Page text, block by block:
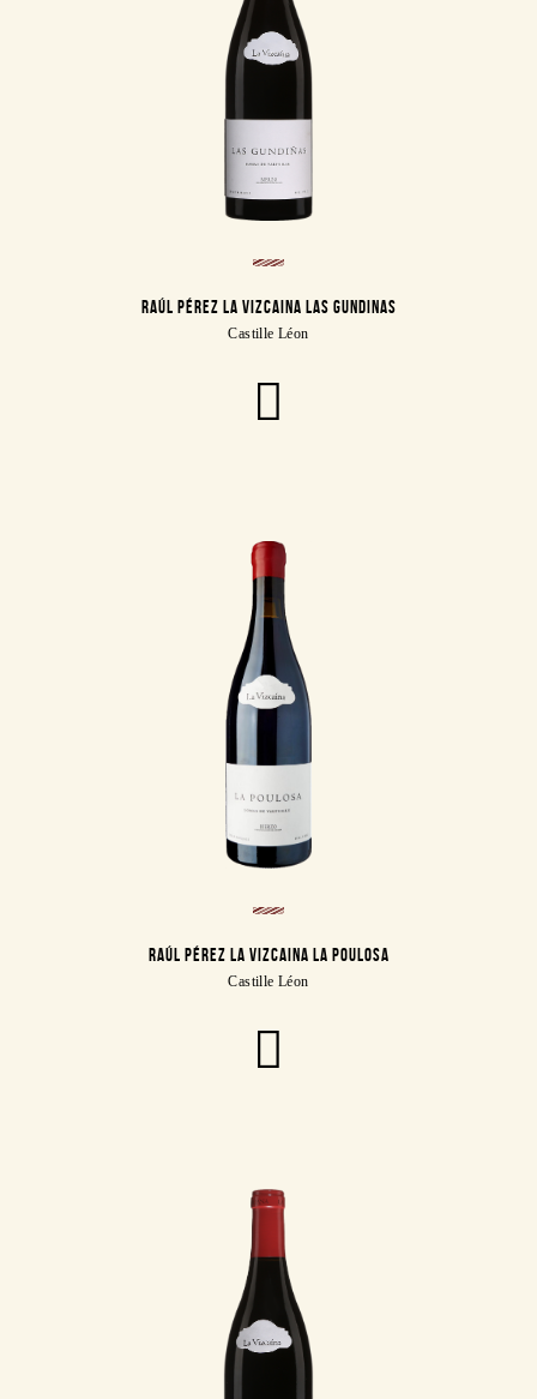
RAÚL PÉREZ LA VIZCAINA LAS GUNDINAS
Castille Léon
RAÚL PÉREZ LA VIZCAINA LA POULOSA
Castille Léon